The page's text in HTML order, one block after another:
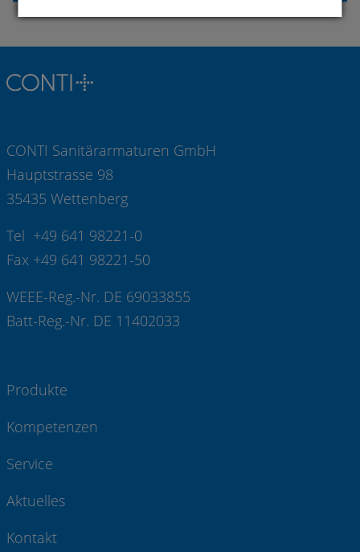
CONTI Sanitärarmaturen GmbH
Hauptstrasse 98
35435 Wettenberg
Tel +49 641 98221-0
Fax +49 641 98221-50
WEEE-Reg.-Nr. DE 69033855
Batt-Reg.-Nr. DE 11402033
Produkte
Kompetenzen
Service
Aktuelles
Kontakt